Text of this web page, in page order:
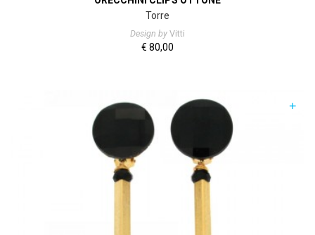
Torre
Design by Vitti
€ 80,00
+